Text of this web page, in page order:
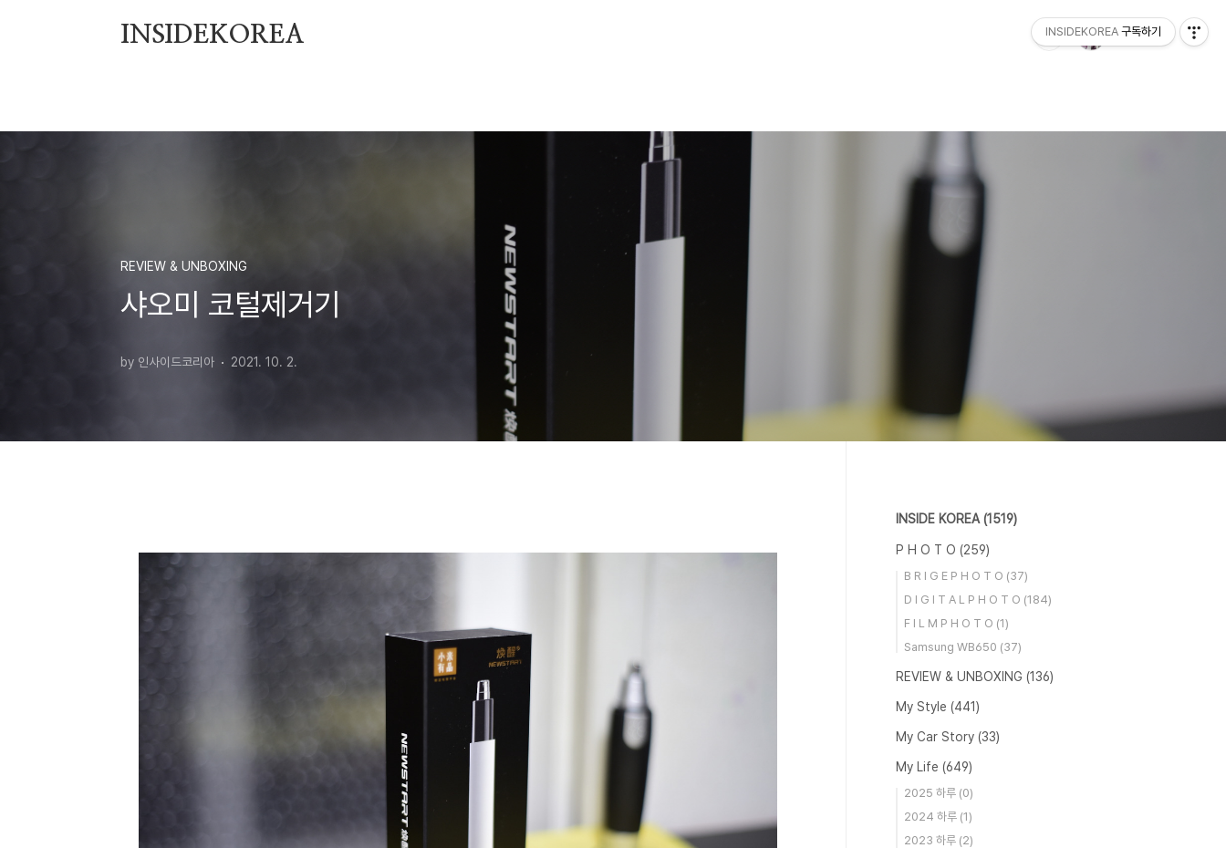
INSIDEKOREA
REVIEW & UNBOXING
샤오미 코털제거기
by 인사이드코리아 2021. 10. 2.
INSIDE KOREA (1519)
P H O T O (259)
B R I G E P H O T O (37)
D I G I T A L P H O T O (184)
F I L M P H O T O (1)
Samsung WB650 (37)
REVIEW & UNBOXING (136)
My Style (441)
My Car Story (33)
My Life (649)
2025 하루 (0)
2024 하루 (1)
2023 하루 (2)
INSIDEKOREA 구독하기